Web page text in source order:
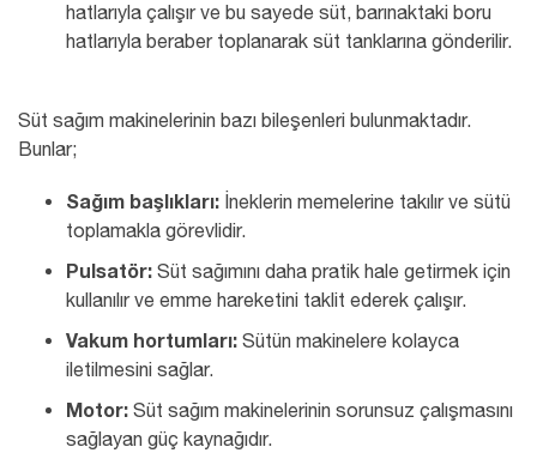
hatlarıyla çalışır ve bu sayede süt, barınaktaki boru
hatlarıyla beraber toplanarak süt tanklarına gönderilir.
Süt sağım makinelerinin bazı bileşenleri bulunmaktadır.
Bunlar;
Sağım başlıkları: İneklerin memelerine takılır ve sütü
toplamakla görevlidir.
Pulsatör: Süt sağımını daha pratik hale getirmek için
kullanılır ve emme hareketini taklit ederek çalışır.
Vakum hortumları: Sütün makinelere kolayca
iletilmesini sağlar.
Motor: Süt sağım makinelerinin sorunsuz çalışmasını
sağlayan güç kaynağıdır.